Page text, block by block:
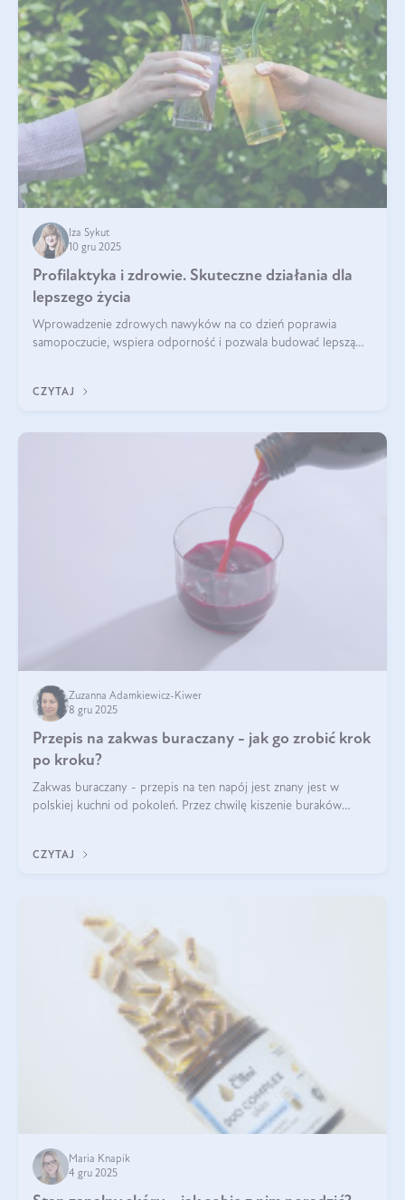
Iza Sykut
10 gru 2025
Profilaktyka i zdrowie. Skuteczne działania dla
lepszego życia
Wprowadzenie zdrowych nawyków na co dzień poprawia
samopoczucie, wspiera odporność i pozwala budować lepszą
CZYTAJ
Zuzanna Adamkiewicz-Kiwer
8 gru 2025
Przepis na zakwas buraczany - jak go zrobić krok
po kroku?
Zakwas buraczany - przepis na ten napój jest znany jest w
polskiej kuchni od pokoleń. Przez chwilę kiszenie buraków
CZYTAJ
Maria Knapik
4 gru 2025